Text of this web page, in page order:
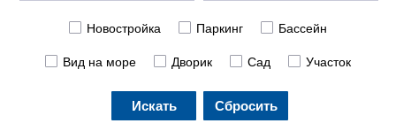
Новостройка Паркинг
Бассейн
Вид на море
Дворик Сад Участок
Искать Сбросить